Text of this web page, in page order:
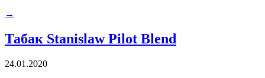
→
Табак Stanislaw Pilot Blend
24.01.2020